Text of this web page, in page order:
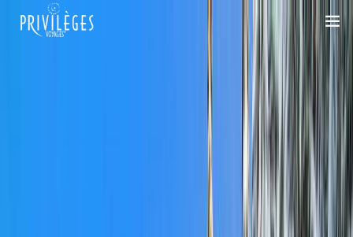
DESTINATIONS
CROISIÈRES
INSPIRATIONS
DEVIS 100% SUR-MESURE
+33 1 47 20 36 59